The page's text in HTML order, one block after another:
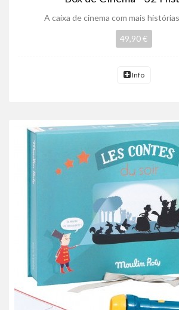
A caixa de cinema com mais
49,90 €
Info